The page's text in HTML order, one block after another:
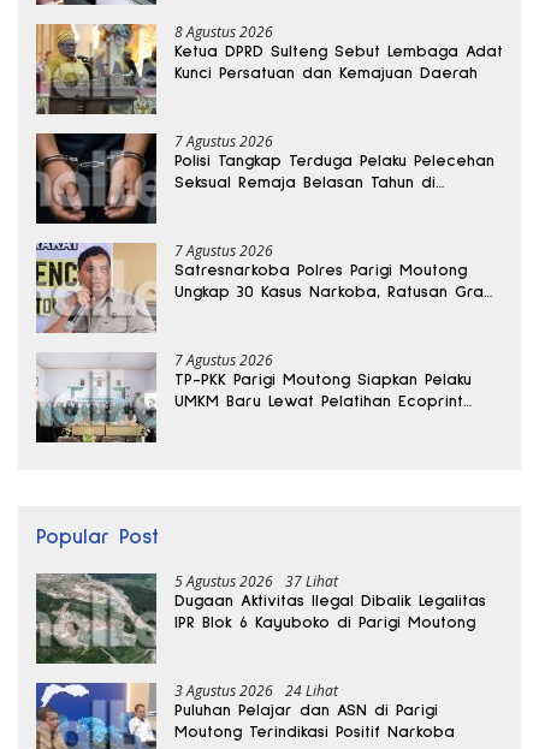
8 Agustus 2026
Ketua DPRD Sulteng Sebut Lembaga Adat
Kunci Persatuan dan Kemajuan Daerah
7 Agustus 2026
Polisi Tangkap Terduga Pelaku Pelecehan
Seksual Remaja Belasan Tahun di
7 Agustus 2026
Satresnarkoba Polres Parigi Moutong
Ungkap 30 Kasus Narkoba, Ratusan Gram
7 Agustus 2026
TP-PKK Parigi Moutong Siapkan Pelaku
UMKM Baru Lewat Pelatihan Ecoprint
Popular Post
5 Agustus 2026 37 Lihat
Dugaan Aktivitas Ilegal Dibalik Legalitas
IPR Blok 6 Kayuboko di Parigi Moutong
3 Agustus 2026 24 Lihat
Puluhan Pelajar dan ASN di Parigi
Moutong Terindikasi Positif Narkoba